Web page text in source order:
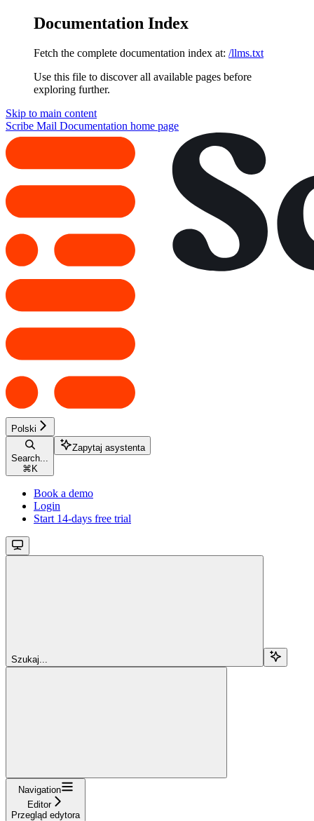
Documentation Index
Fetch the complete documentation index at: /llms.txt
Use this file to discover all available pages before
exploring further.
Skip to main content
Scribe Mail Documentation home page
Polski
Search...
⌘ K
Zapytaj asystenta
Book a demo
Login
Start 14-days free trial
Szukaj...
Navigation
Editor
Przegląd edytora